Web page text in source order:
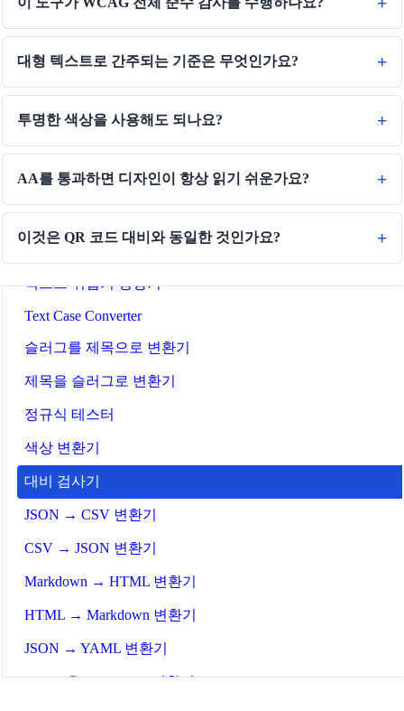
전력 변환기
압력 변환기
속도 변환기
시간 변환기
Binary/Hex/Decimal Converter
텍스트 뒤집기 생성기
Text Case Converter
슬러그를 제목으로 변환기
제목을 슬러그로 변환기
정규식 테스터
색상 변환기
대비 검사기
JSON → CSV 변환기
CSV → JSON 변환기
Markdown → HTML 변환기
HTML → Markdown 변환기
JSON → YAML 변환기
YAML을 JSON으로 변환기
대형 텍스트로 간주되는 기준은 무엇인가요?
투명한 색상을 사용해도 되나요?
AA를 통과하면 디자인이 항상 읽기 쉬운가요?
이것은 QR 코드 대비와 동일한 것인가요?